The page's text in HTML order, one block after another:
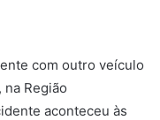
com outro veículo
na Região
aconteceu às